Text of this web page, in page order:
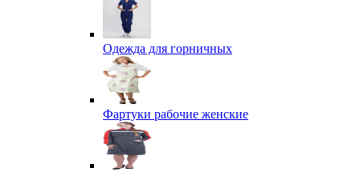
Одежда для горничных
Фартуки рабочие женские